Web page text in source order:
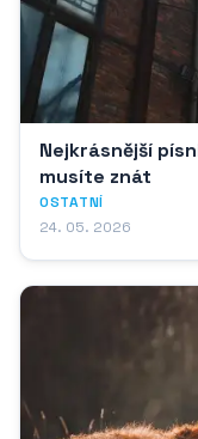
Nejkrásnější
musíte znát
OSTATNÍ
24. 05. 2026